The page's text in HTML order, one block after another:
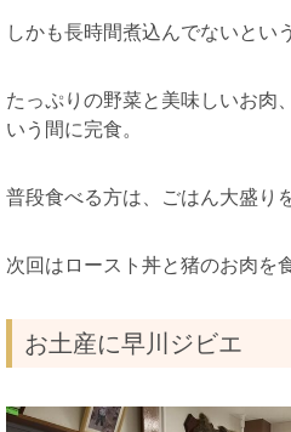
しかも長時間煮込んでないとい
たっぷりの野菜と美味しいお肉
いう間に完食。
普段食べる方は、ごはん大盛り
次回はロースト丼と猪のお肉を
お土産に早川ジビエ